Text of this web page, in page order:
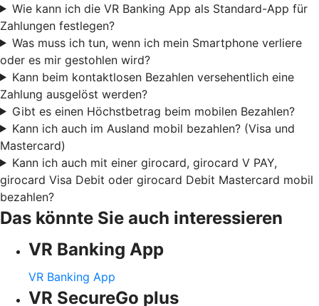
Wie kann ich die VR Banking App als Standard-App für
Zahlungen festlegen?
Was muss ich tun, wenn ich mein Smartphone verliere
oder es mir gestohlen wird?
Kann beim kontaktlosen Bezahlen versehentlich eine
Zahlung ausgelöst werden?
Gibt es einen Höchstbetrag beim mobilen Bezahlen?
Kann ich auch im Ausland mobil bezahlen? (Visa und
Mastercard)
Kann ich auch mit einer girocard, girocard V PAY,
girocard Visa Debit oder girocard Debit Mastercard mobil
bezahlen?
Das könnte Sie auch interessieren
VR Banking App
VR Banking App
VR SecureGo plus